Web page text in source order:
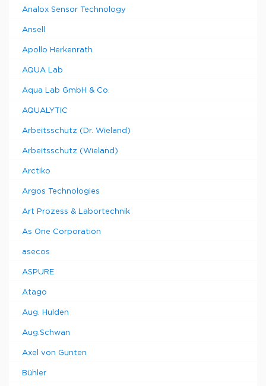
Analox Sensor Technology
Ansell
Apollo Herkenrath
AQUA Lab
Aqua Lab GmbH & Co.
AQUALYTIC
Arbeitsschutz (Dr. Wieland)
Arbeitsschutz (Wieland)
Arctiko
Argos Technologies
Art Prozess & Labortechnik
As One Corporation
asecos
ASPURE
Atago
Aug. Hulden
Aug.Schwan
Axel von Gunten
Bühler